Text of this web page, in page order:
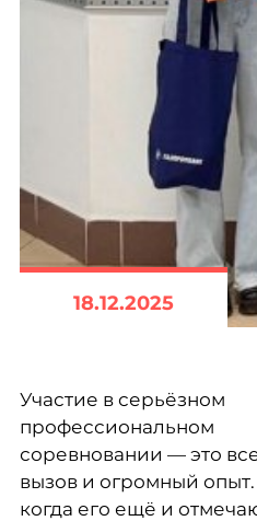
18.12.2025
Участие в серьёзном
профессиональном
соревновании — это
вызов и огромный
когда его ещё и